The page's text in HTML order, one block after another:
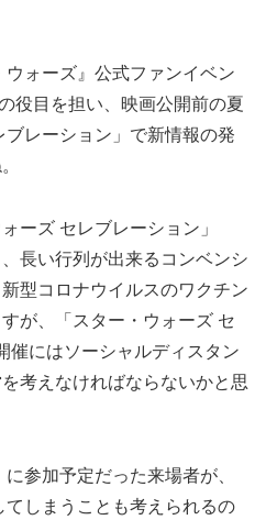
ォーズ』公式ファンイベン
役目を担い、映画公開前の夏
レーション」で新情報の発
ーズ セレブレーション」
長い行列が出来るコンベンシ
型コロナウイルスのワクチン
が、「スター・ウォーズ セ
催にはソーシャルディスタン
考えなければならないかと思
参加予定だった来場者が、
しまうことも考えられるの